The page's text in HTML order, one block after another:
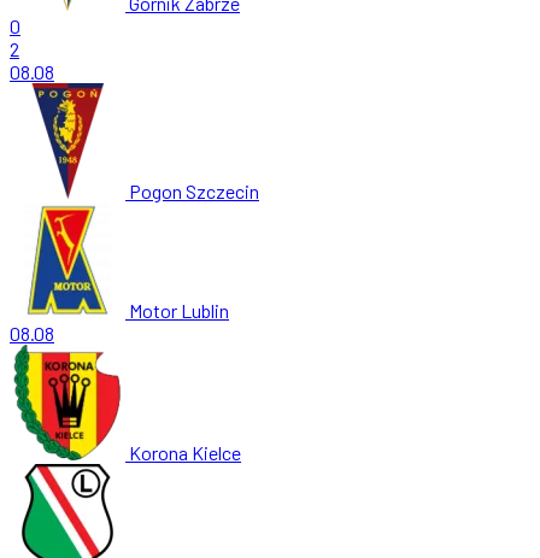
0
2
08.08
Pogon Szczecin
Motor Lublin
08.08
Korona Kielce